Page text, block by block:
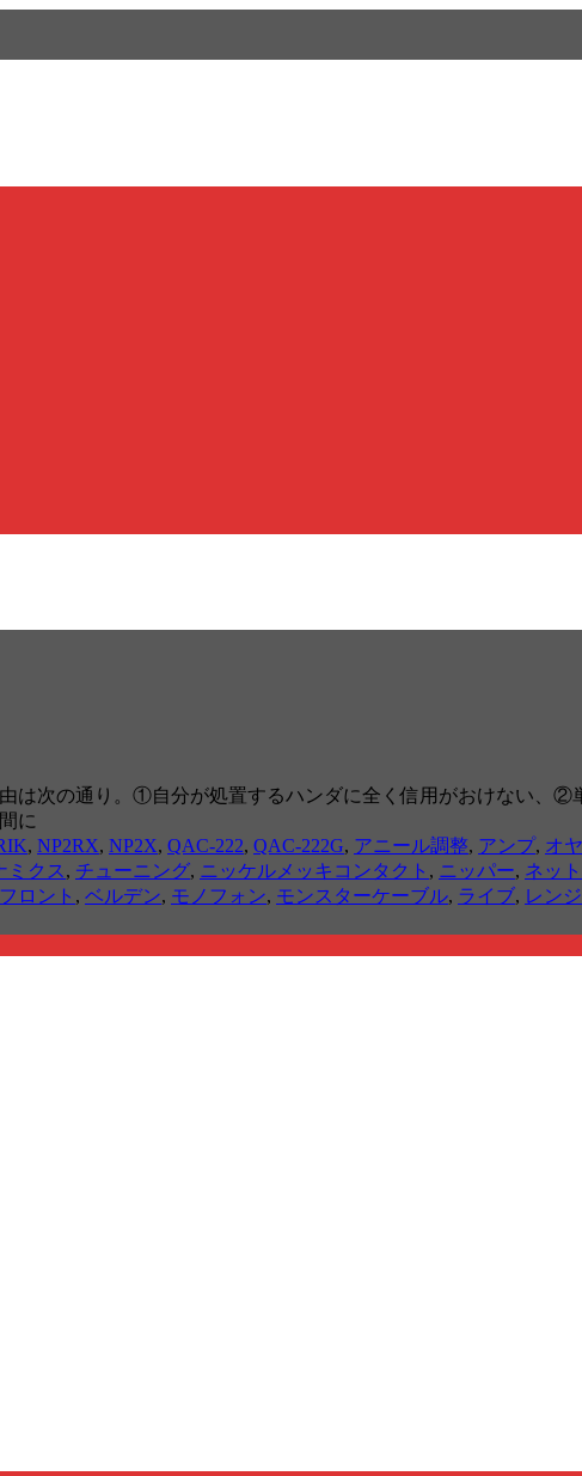
は次の通り。①自分が処置するハンダに全く信用がおけない、②
に
, NP2RX, NP2X, QAC-222, QAC-222G, アニール調整, アンプ, オ
ミクス , チューニング, ニッケルメッキコンタクト , ニッパー, ネッ
フロント , ベルデン, モノフォン, モンスターケーブル, ライブ, レンジ